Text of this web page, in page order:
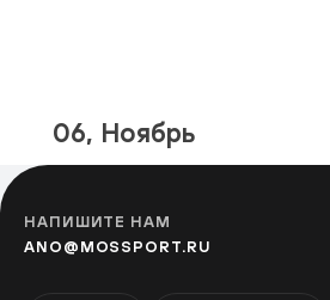
06, Ноябрь
НАПИШИТЕ НАМ
ANO@MOSSPORT.RU